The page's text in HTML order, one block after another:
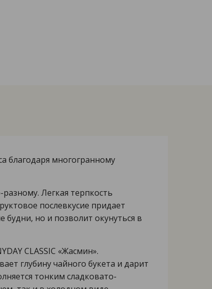
благодаря многогранному
Легкая терпкость
послевкусие придает
но и позволит окунуться в
CLASSIC «Жасмин».
глубину чайного букета и дарит
тонким сладковато-